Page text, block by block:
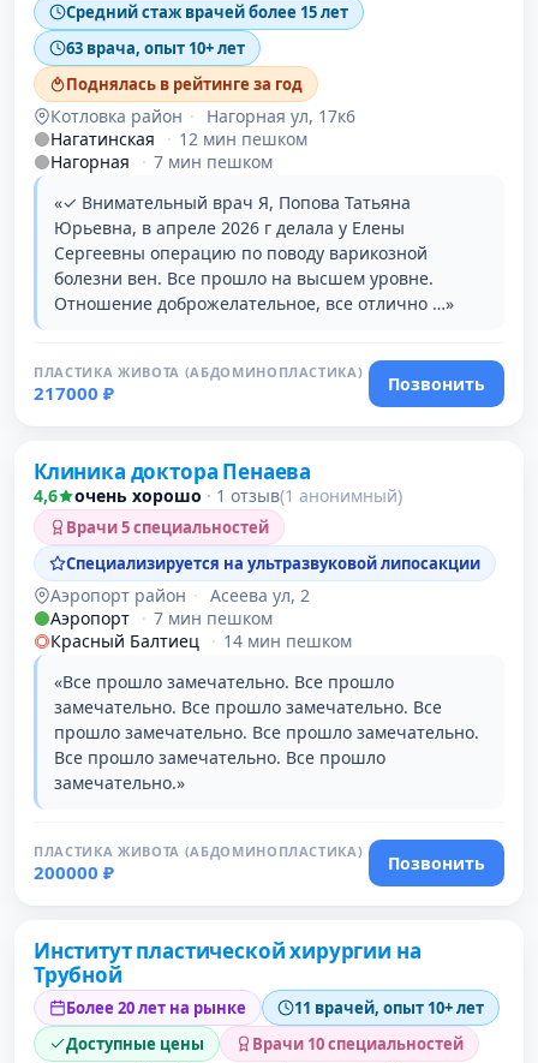
Средний стаж врачей более 15 лет
63 врача, опыт 10+ лет
Поднялась в рейтинге за год
Котловка район ·
Нагорная ул, 17к6
Нагатинская
· 12 мин пешком
Нагорная
· 7 мин пешком
«✓ Внимательный врач Я, Попова Татьяна
Юрьевна, в апреле 2026 г делала у Елены
Сергеевны операцию по поводу варикозной
болезни вен. Все прошло на высшем уровне.
Отношение доброжелательное, все отлично …»
ПЛАСТИКА ЖИВОТА (АБДОМИНОПЛАСТИКА)
217000 ₽
Позвонить
Проверено давно
Клиника доктора Пенаева
4,6 очень хорошо · 1 отзыв(1 анонимный)
Врачи 5 специальностей
Специализируется на ультразвуковой липосакции
Аэропорт район · Асеева ул, 2
Аэропорт · 7 мин пешком
Красный Балтиец · 14 мин пешком
«Все прошло замечательно. Все прошло
замечательно. Все прошло замечательно. Все
прошло замечательно. Все прошло замечательно.
Все прошло замечательно. Все прошло
замечательно.»
ПЛАСТИКА ЖИВОТА (АБДОМИНОПЛАСТИКА)
200000 ₽ Позвонить
Институт пластической хирургии на
Трубной
Более 20 лет на рынке
11 врачей, опыт 10+ лет
Доступные цены
Врачи 10 специальностей